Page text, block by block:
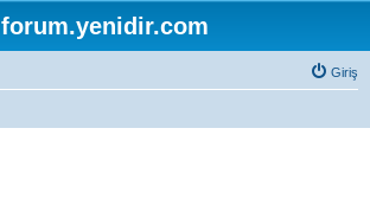
forum.yenidir.com
Giriş